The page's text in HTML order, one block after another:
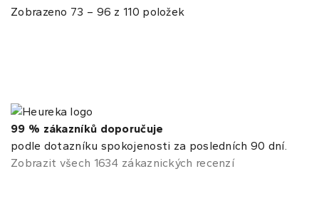
Zobrazeno 73 – 96 z 110 položek
99 % zákazníků doporučuje
podle dotazníku spokojenosti za posledních 90 dní.
Zobrazit všech 1634 zákaznických recenzí